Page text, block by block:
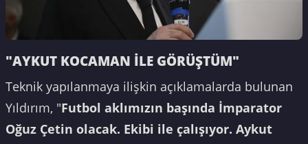
"AYKUT KOCAMAN İLE GÖRÜŞTÜM"
Teknik yapılanmaya ilişkin açıklamalarda bulunan
Yıldırım, "Futbol aklımızın başında İmparator
Oğuz Çetin olacak. Ekibi ile çalışıyor. Aykut